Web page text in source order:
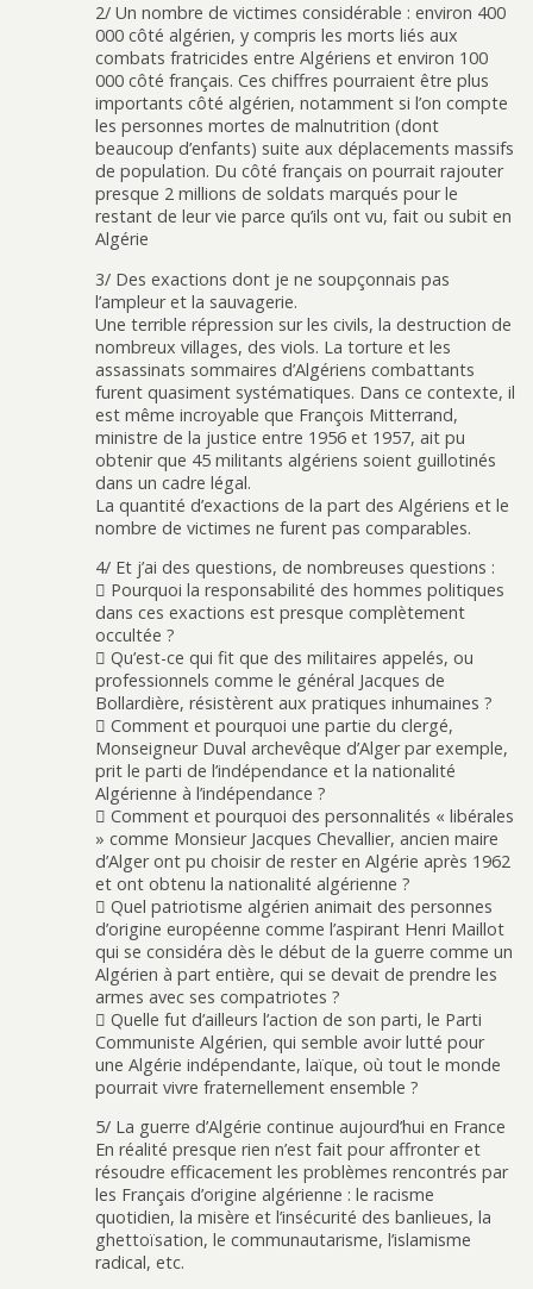
2/ Un nombre de victimes considérable : environ 400
000 côté algérien, y compris les morts liés aux
combats fratricides entre Algériens et environ 100
000 côté français. Ces chiffres pourraient être plus
importants côté algérien, notamment si l’on compte
les personnes mortes de malnutrition (dont
beaucoup d’enfants) suite aux déplacements massifs
de population. Du côté français on pourrait rajouter
presque 2 millions de soldats marqués pour le
restant de leur vie parce qu’ils ont vu, fait ou subit en
Algérie
3/ Des exactions dont je ne soupçonnais pas
l’ampleur et la sauvagerie.
Une terrible répression sur les civils, la destruction de
nombreux villages, des viols. La torture et les
assassinats sommaires d’Algériens combattants
furent quasiment systématiques. Dans ce contexte, il
est même incroyable que François Mitterrand,
ministre de la justice entre 1956 et 1957, ait pu
obtenir que 45 militants algériens soient guillotinés
dans un cadre légal.
La quantité d’exactions de la part des Algériens et le
nombre de victimes ne furent pas comparables.
4/ Et j’ai des questions, de nombreuses questions :
 Pourquoi la responsabilité des hommes politiques
dans ces exactions est presque complètement
occultée ?
 Qu’est-ce qui fit que des militaires appelés, ou
professionnels comme le général Jacques de
Bollardière, résistèrent aux pratiques inhumaines ?
 Comment et pourquoi une partie du clergé,
Monseigneur Duval archevêque d’Alger par exemple,
prit le parti de l’indépendance et la nationalité
Algérienne à l’indépendance ?
 Comment et pourquoi des personnalités « libérales
» comme Monsieur Jacques Chevallier, ancien maire
d’Alger ont pu choisir de rester en Algérie après 1962
et ont obtenu la nationalité algérienne ?
 Quel patriotisme algérien animait des personnes
d’origine européenne comme l’aspirant Henri Maillot
qui se considéra dès le début de la guerre comme un
Algérien à part entière, qui se devait de prendre les
armes avec ses compatriotes ?
 Quelle fut d’ailleurs l’action de son parti, le Parti
Communiste Algérien, qui semble avoir lutté pour
une Algérie indépendante, laïque, où tout le monde
pourrait vivre fraternellement ensemble ?
5/ La guerre d’Algérie continue aujourd’hui en France
En réalité presque rien n’est fait pour affronter et
résoudre efficacement les problèmes rencontrés par
les Français d’origine algérienne : le racisme
quotidien, la misère et l’insécurité des banlieues, la
ghettoïsation, le communautarisme, l’islamisme
radical, etc.